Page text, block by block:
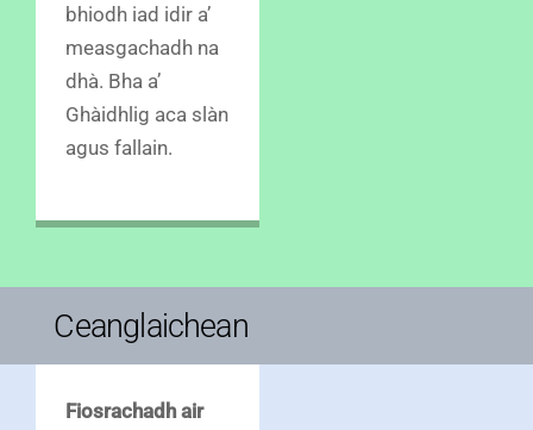
bhiodh iad idir a’
measgachadh na
dhà. Bha a’
Ghàidhlig aca slàn
agus fallain.
Ceanglaichean
Fiosrachadh air